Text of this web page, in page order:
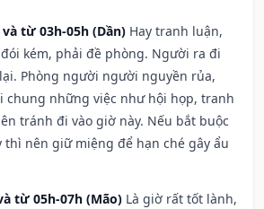
từ 03h-05h (Dần) Hay tranh luận,
kém, phải đề phòng. Người ra đi
Phòng người người nguyền rủa,
chung những việc như hội họp, tranh
tránh đi vào giờ này. Nếu bắt buộc
thì nên giữ miệng để hạn ché gây ẩu
từ 05h-07h (Mão) Là giờ rất tốt lành,